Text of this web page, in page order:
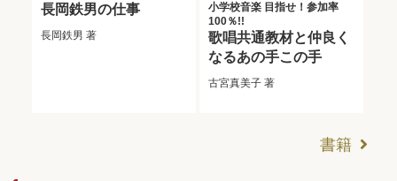
長岡鉄男の仕事
長岡鉄男 著
小学校音楽 目指せ！参加率
100％!!
歌唱共通教材と仲良く
なるあの手この手
古宮真美子著
書籍